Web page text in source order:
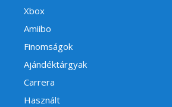
Xbox
Amiibo
Finomságok
Ajándéktárgyak
Carrera
Használt